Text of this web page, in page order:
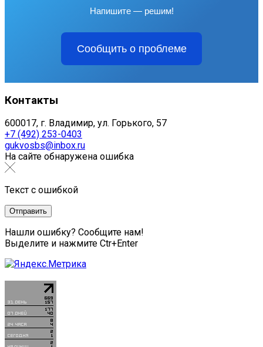
Напишите — решим!
Сообщить о проблеме
Контакты
600017, г. Владимир, ул. Горького, 57
+7 (492) 253-0403
gukvosbs@inbox.ru
На сайте обнаружена ошибка
Текст с ошибкой
Нашли ошибку? Сообщите нам!
Выделите и нажмите Ctr+Enter